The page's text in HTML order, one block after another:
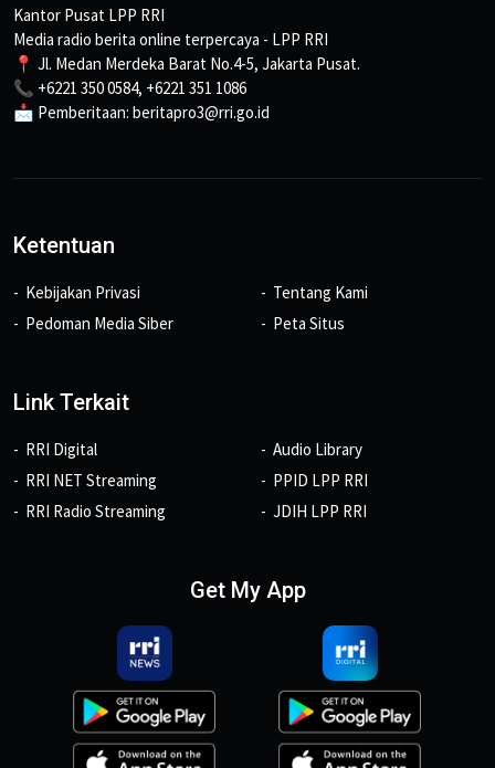
Kantor Pusat LPP RRI
Media radio berita online terpercaya - LPP RRI
📍 Jl. Medan Merdeka Barat No.4-5, Jakarta Pusat.
📞 +6221 350 0584, +6221 351 1086
📩 Pemberitaan: beritapro3@rri.go.id
Ketentuan
Kebijakan Privasi
Pedoman Media Siber
Tentang Kami
Peta Situs
Link Terkait
RRI Digital
RRI NET Streaming
RRI Radio Streaming
Audio Library
PPID LPP RRI
JDIH LPP RRI
Get My App